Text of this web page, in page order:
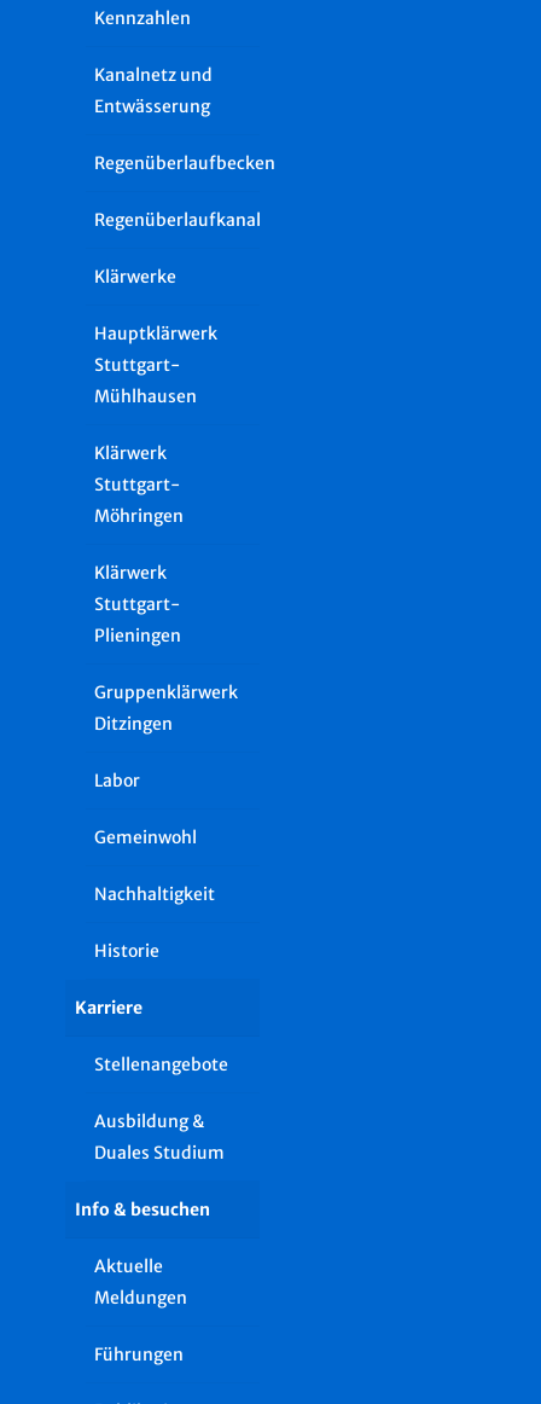
Kennzahlen
Kanalnetz und
Entwässerung
Regenüberlaufbecken
Regenüberlaufkanal
Klärwerke
Hauptklärwerk
Stuttgart-
Mühlhausen
Klärwerk
Stuttgart-
Möhringen
Klärwerk
Stuttgart-
Plieningen
Gruppenklärwerk
Ditzingen
Labor
Gemeinwohl
Nachhaltigkeit
Historie
Karriere
Stellenangebote
Ausbildung &
Duales Studium
Info & besuchen
Aktuelle
Meldungen
Führungen